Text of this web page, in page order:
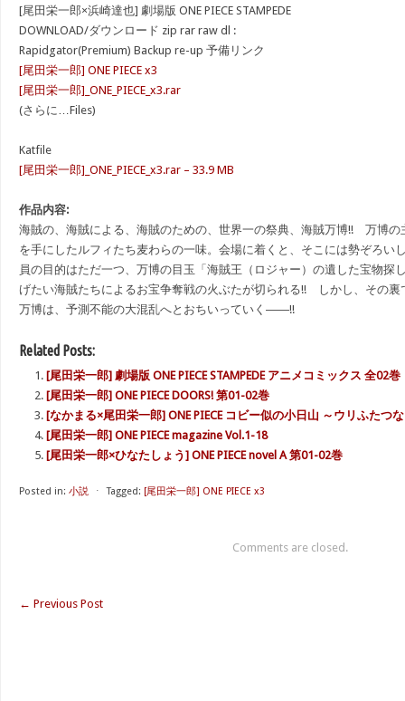
[尾田栄一郎×浜崎達也] 劇場版 ONE PIECE STAMPEDE
DOWNLOAD/ダウンロード zip rar raw dl :
Rapidgator(Premium) Backup re-up 予備リンク
[尾田栄一郎] ONE PIECE x3
[尾田栄一郎]_ONE_PIECE_x3.rar
(さらに…Files)
Katfile
[尾田栄一郎]_ONE_PIECE_x3.rar – 33.9 MB
作品内容:
海賊の、海賊による、海賊のための、世界一の祭典、海賊万博!! 万博の
を手にしたルフィたち麦わらの一味。会場に着くと、そこには勢ぞろい
員の目的はただ一つ、万博の目玉「海賊王（ロジャー）の遺した宝物
げたい海賊たちによるお宝争奪戦の火ぶたが切られる!! しかし、その
万博は、予測不能の大混乱へとおちいっていく――!!
Related Posts:
[尾田栄一郎] 劇場版 ONE PIECE STAMPEDE アニメコミックス 全02巻
[尾田栄一郎] ONE PIECE DOORS! 第01-02巻
[なかまる×尾田栄一郎] ONE PIECE コビー似の小日山 ～ウリふたつ
[尾田栄一郎] ONE PIECE magazine Vol.1-18
[尾田栄一郎×ひなたしょう] ONE PIECE novel A 第01-02巻
Posted in: 小説 ⋅ Tagged: [尾田栄一郎] ONE PIECE x3
Comments are closed.
← Previous Post